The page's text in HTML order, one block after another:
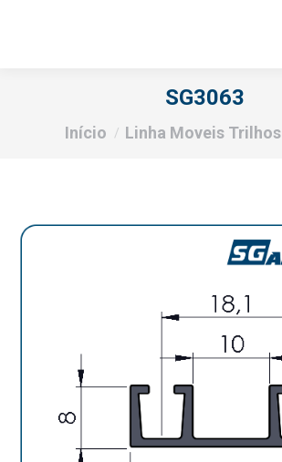
SG3063
Você está aqui:
Início Linha Moveis Trilhos